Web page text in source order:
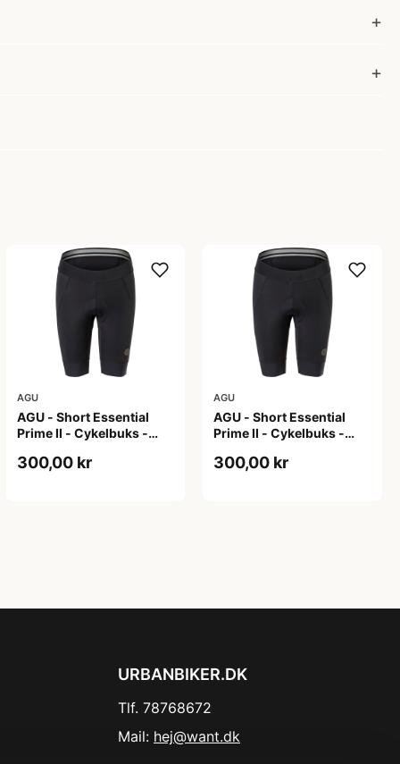
AGU
AGU - Short Essential
Prime II - Cykelbuks -
300,00 kr
AGU
AGU - Short Essential
Prime II - Cykelbuks -
300,00 kr
URBANBIKER.DK
Tlf. 78768672
Mail: hej@want.dk